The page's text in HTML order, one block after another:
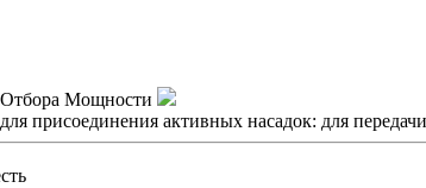
Мощности
присоединения активных насадок: для